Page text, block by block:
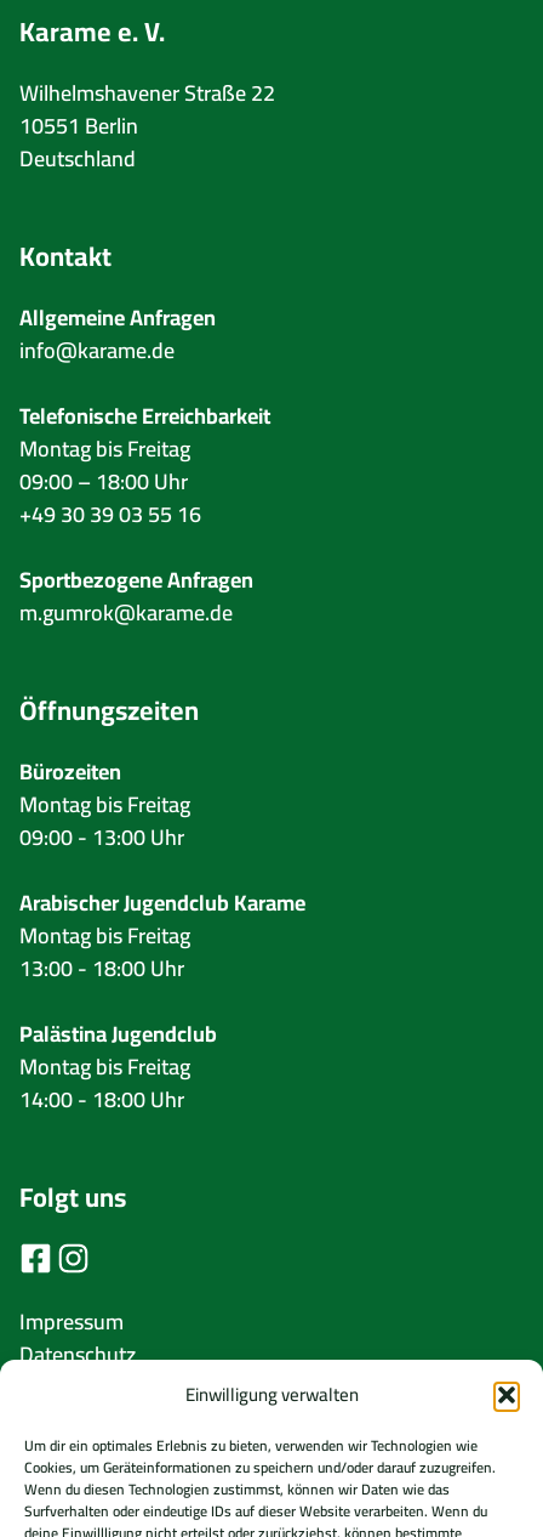
Einwilligung verwalten
Um dir ein optimales Erlebnis zu bieten, verwenden wir Technologien wie
Cookies, um Geräteinformationen zu speichern und/oder darauf zuzugreifen.
Wenn du diesen Technologien zustimmst, können wir Daten wie das
Surfverhalten oder eindeutige IDs auf dieser Website verarbeiten. Wenn du
Karame e. V.
Wilhelmshavener Straße 22
10551 Berlin
Deutschland
Kontakt
Allgemeine Anfragen
info@karame.de
Telefonische Erreichbarkeit
Montag bis Freitag
09:00 – 18:00 Uhr
+49 30 39 03 55 16
Sportbezogene Anfragen
m.gumrok@karame.de
Öffnungszeiten
Bürozeiten
Montag bis Freitag
09:00 - 13:00 Uhr
Arabischer Jugendclub Karame
Montag bis Freitag
13:00 - 18:00 Uhr
Palästina Jugendclub
Montag bis Freitag
14:00 - 18:00 Uhr
Folgt uns
Impressum
Datenschutz
Cookie Richtlinie (EU)